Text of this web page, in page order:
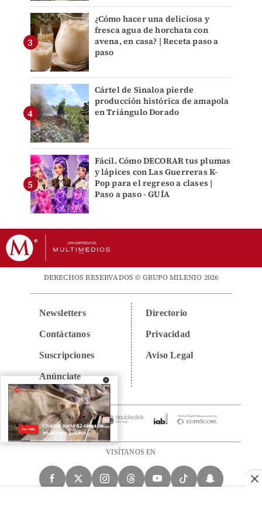
¿Cómo hacer una deliciosa y
fresca agua de horchata con
avena, en casa? | Receta paso a
paso
Cártel de Sinaloa pierde
producción histórica de amapola
en Triángulo Dorado
Fácil. Cómo DECORAR tus plumas
y lápices con Las Guerreras K-
Pop para el regreso a clases |
Paso a paso - GUÍA
DERECHOS RESERVADOS © GRUPO MILENIO 2026
Newsletters
Contáctanos
Suscripciones
Anúnciate
Directorio
Privacidad
Aviso Legal
VISÍTANOS EN